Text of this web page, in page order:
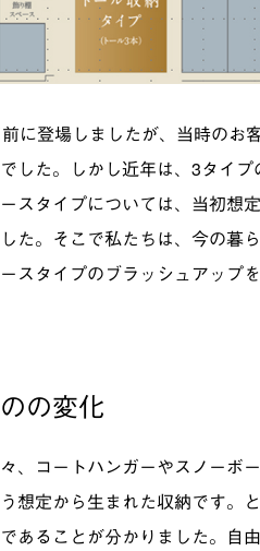
に登場しましたが、当時のお
した。しかし近年は、3タイ
スタイプについては、当初想
た。そこで私たちは、今の暮
スタイプのブラッシュアップ
の変化
、コートハンガーやスノーボ
想定から生まれた収納です。
あることが分かりました。自